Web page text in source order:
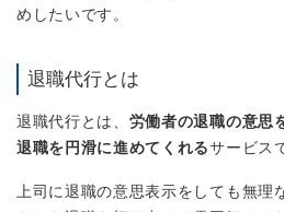
めしたいです。
退職代行とは
退職代行とは、 労働者の退職の意思
退職を円滑に進めてくれるサービス
上司に退職の意思表示をしても無理